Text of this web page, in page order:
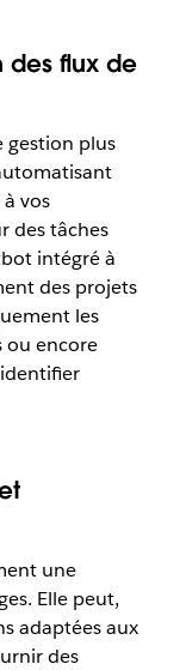
des flux de
gestion plus
vos
des tâches
intégré à
des projets
les
ou encore
une
Elle peut,
adaptées aux
des